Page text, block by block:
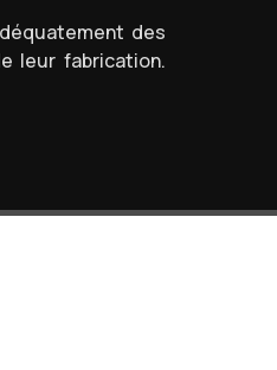
des
leur fabrication.